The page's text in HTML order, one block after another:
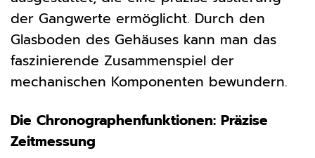
der Gangwerte ermöglicht. Durch den
Glasboden des Gehäuses kann man das
faszinierende Zusammenspiel der
mechanischen Komponenten bewundern.
Die Chronographenfunktionen: Präzise
Zeitmessung